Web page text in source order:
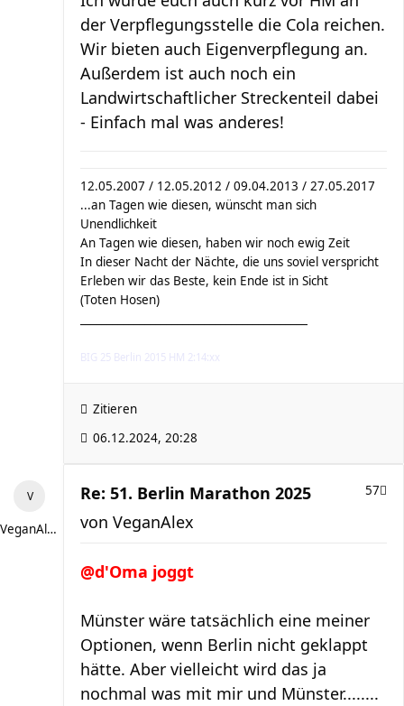
der Verpflegungsstelle die Cola reichen.
Wir bieten auch Eigenverpflegung an.
Außerdem ist auch noch ein
Landwirtschaftlicher Streckenteil dabei
- Einfach mal was anderes!
12.05.2007 / 12.05.2012 / 09.04.2013 / 27.05.2017
...an Tagen wie diesen, wünscht man sich
Unendlichkeit
An Tagen wie diesen, haben wir noch ewig Zeit
In dieser Nacht der Nächte, die uns soviel verspricht
Erleben wir das Beste, kein Ende ist in Sicht
(Toten Hosen)
BIG 25 Berlin 2015 HM 2:14:xx
Zitieren
06.12.2024, 20:28
VeganAlex
Re: 51. Berlin Marathon 2025 57
von VeganAlex
@d'Oma joggt
Münster wäre tatsächlich eine meiner
Optionen, wenn Berlin nicht geklappt
hätte. Aber vielleicht wird das ja
nochmal was mit mir und Münster........